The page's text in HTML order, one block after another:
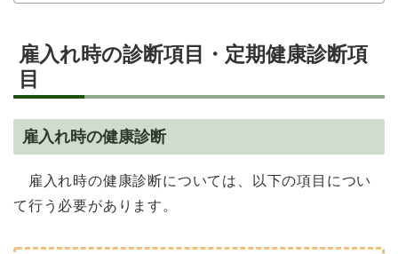
雇入れ時の診断項目・定期健康診断項
目
雇入れ時の健康診断
雇入れ時の健康診断については、以下の項目につい
て行う必要があります。